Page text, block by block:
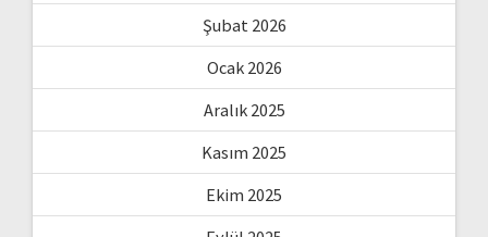
Şubat 2026
Ocak 2026
Aralık 2025
Kasım 2025
Ekim 2025